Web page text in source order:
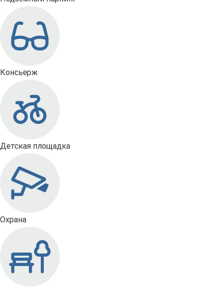
Консьерж
Детская площадка
Охрана